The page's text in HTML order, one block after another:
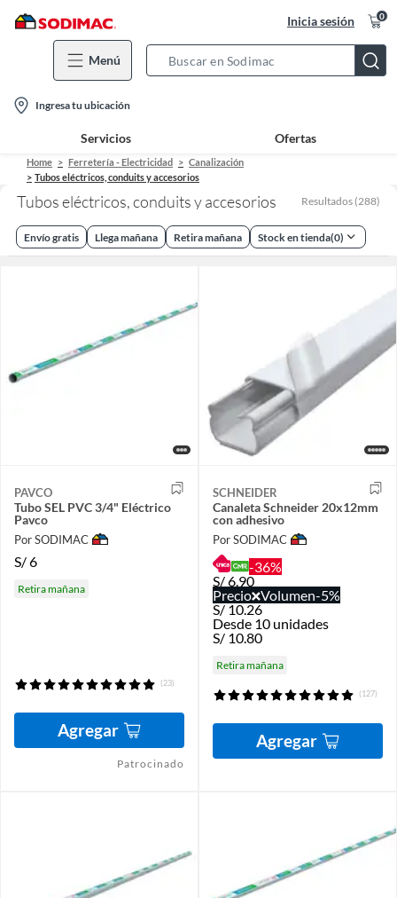
Inicia sesión 0
Menú
Bar
location-
icon
Ingresa tu ubicación
Servicios Ofertas
Home Ferretería - Electricidad
Canalización
Tubos eléctricos, conduits y accesorios
Tubos eléctricos, conduits y accesorios Resultados (288)
Envío gratis Llega mañana Retira mañana Stock en tienda(0)
PAVCO
Tubo SEL PVC 3/4" Eléctrico
Pavco
Por SODIMAC
S/6
Retira mañana
(23)
Agregar
Patrocinado
SCHNEIDER
Canaleta Schneider 20x12mm
con adhesivo
Por SODIMAC
-36%
S/6.90
Precio Volumen-5%
S/10.26
Desde 10 unidades
S/ 10.80
Retira mañana
(127)
Agregar